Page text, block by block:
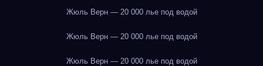
Жюль Верн — 20 000 лье под водой
Жюль Верн — 20 000 лье под водой
Жюль Верн — 20 000 лье под водой